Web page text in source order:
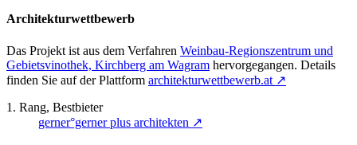
Architekturwettbewerb
Das Projekt ist aus dem Verfahren Weinbau-Regionszentrum und
Gebietsvinothek, Kirchberg am Wagram hervorgegangen. Details
finden Sie auf der Plattform architekturwettbewerb.at ↗
1. Rang, Bestbieter
gerner°gerner plus architekten ↗